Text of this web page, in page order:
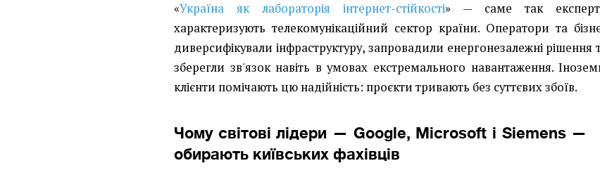
«Україна як лабораторія інтернет-стійкості» — саме так
характеризують телекомунікаційний сектор країни. Оператори та
диверсифікували інфраструктуру, запровадили енергонезалежні рішення
зберегли зв'язок навіть в умовах екстремального навантаження.
клієнти помічають цю надійність: проєкти тривають без суттєвих збоїв.
Чому світові лідери — Google, Microsoft і Siemens —
обирають київських фахівців